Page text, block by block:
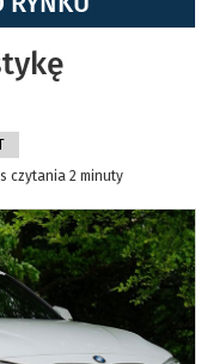
czytania 2 minuty